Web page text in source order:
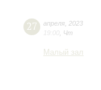
27 апреля 2023
19:00 Чт
Малый зал